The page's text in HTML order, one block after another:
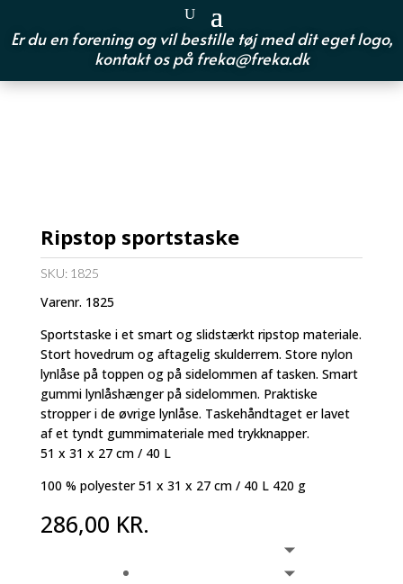
Er du en forening og vil bestille tøj med dit eget logo,
kontakt os på freka@freka.dk
Ripstop sportstaske
SKU: 1825
Varenr. 1825
Sportstaske i et smart og slidstærkt ripstop materiale.
Stort hovedrum og aftagelig skulderrem. Store nylon
lynlåse på toppen og på sidelommen af tasken. Smart
gummi lynlåshænger på sidelommen. Praktiske
stropper i de øvrige lynlåse. Taskehåndtaget er lavet
af et tyndt gummimateriale med trykknapper.
51 x 31 x 27 cm / 40 L
100 % polyester 51 x 31 x 27 cm / 40 L 420 g
286,00 KR.